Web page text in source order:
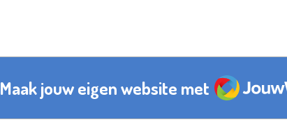
Maak jouw eigen website met JouwWeb